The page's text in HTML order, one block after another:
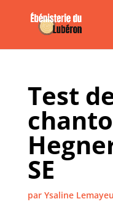
Test
SE
par Ysaline